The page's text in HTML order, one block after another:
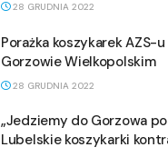
28 GRUDNIA 2022
Porażka koszykarek AZS-
Gorzowie Wielkopolskim
28 GRUDNIA 2022
„Jedziemy do Gorzowa
Lubelskie koszykarki